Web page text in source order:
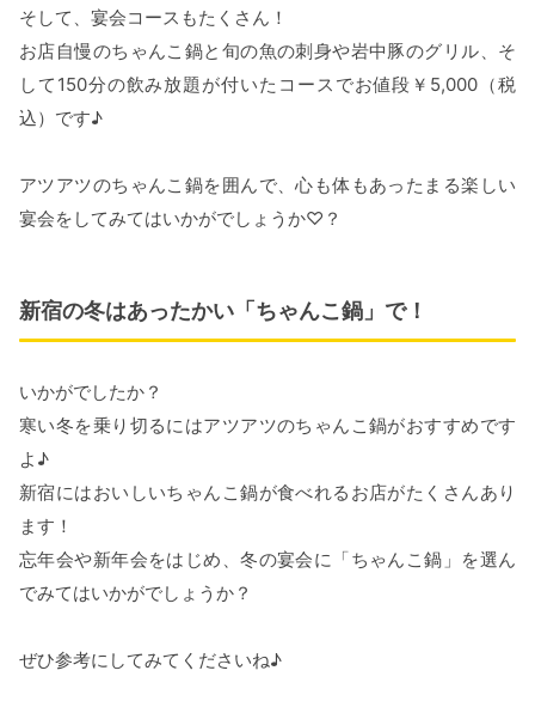
そして、宴会コースもたくさん！
お店自慢のちゃんこ鍋と旬の魚の刺身や岩中豚のグリル、そ
して150分の飲み放題が付いたコースでお値段￥5,000（税
込）です♪
アツアツのちゃんこ鍋を囲んで、心も体もあったまる楽しい
宴会をしてみてはいかがでしょうか♡？
新宿の冬はあったかい「ちゃんこ鍋」で！
いかがでしたか？
寒い冬を乗り切るにはアツアツのちゃんこ鍋がおすすめです
よ♪
新宿にはおいしいちゃんこ鍋が食べれるお店がたくさんあり
ます！
忘年会や新年会をはじめ、冬の宴会に「ちゃんこ鍋」を選ん
でみてはいかがでしょうか？
ぜひ参考にしてみてくださいね♪